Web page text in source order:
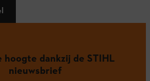
hoogte dankzij de STIHL
nieuwsbrief